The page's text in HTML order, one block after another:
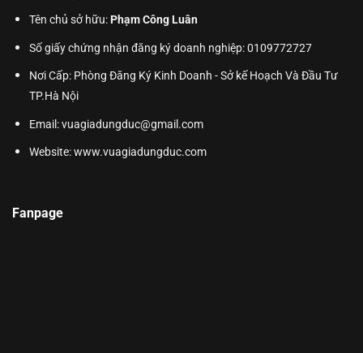
Tên chủ sở hữu:Phạm Công Luân
Số giấy chứng nhận đăng ký doanh nghiệp: 0109772727
Nơi Cấp: Phòng Đăng Ký Kinh Doanh - Sở kế Hoạch Và Đầu Tư
TP.Hà Nội
Email: vuagiadungduc@gmail.com
Website:www.vuagiadungduc.com
Fanpage